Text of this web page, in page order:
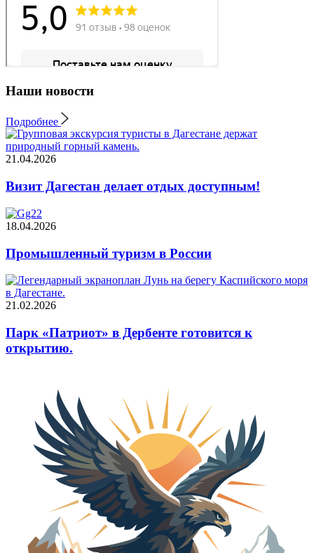
Наши новости
Подробнее
21.04.2026
Визит Дагестан делает отдых доступным!
18.04.2026
Промышленный туризм в России
21.02.2026
Парк «Патриот» в Дербенте готовится к
открытию.